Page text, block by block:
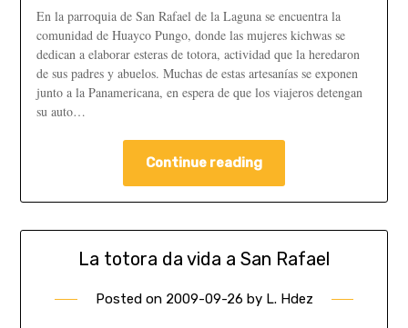
En la parroquia de San Rafael de la Laguna se encuentra la
comunidad de Huayco Pungo, donde las mujeres kichwas se
dedican a elaborar esteras de totora, actividad que la heredaron
de sus padres y abuelos. Muchas de estas artesanías se exponen
junto a la Panamericana, en espera de que los viajeros detengan
su auto…
Continue reading
La totora da vida a San Rafael
Posted on 2009-09-26 by L. Hdez